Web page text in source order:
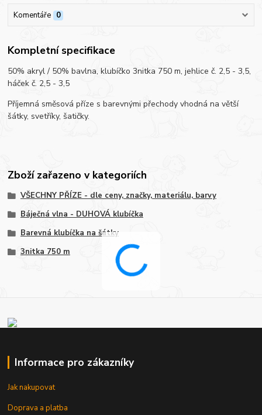
Komentáře 0
Kompletní specifikace
50% akryl / 50% bavlna, klubíčko 3nitka 750 m, jehlice č. 2,5 - 3,5,
háček č. 2,5 - 3,5
Příjemná směsová příze s barevnými přechody vhodná na větší
šátky, svetříky, šatičky.
Zboží zařazeno v kategoriích
VŠECHNY PŘÍZE - dle ceny, značky, materiálu, barvy
Báječná vlna - DUHOVÁ klubíčka
Barevná klubíčka na šátky
3nitka 750 m
Informace pro zákazníky
Jak nakupovat
Doprava a platba